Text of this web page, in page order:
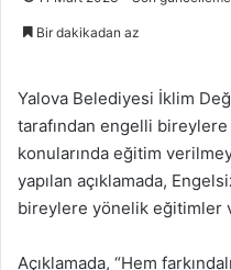
Bir dakikadan az
Yalova Belediyesi İklim
tarafından engelli bireylere
konularında eğitim
yapılan açıklamada,
bireylere yönelik eğitimler
Açıklamada, “Hem